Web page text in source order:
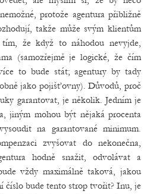
protože agentura přibližně
takže může svým klientům
že když to náhodou nevyjde,
(samozřejmě je logické, že čím
to bude stát; agentury by tady
jako pojišťovny). Důvodů, proč
garantovat, je několik. Jedním je
jiným mohou být nějaká procenta
na garantované minimum.
zvyšovat do nekonečna,
hodně snažit, odvolávat a
vždy maximálně taková, jakou
číslo bude tento strop tvořit? Inu, je